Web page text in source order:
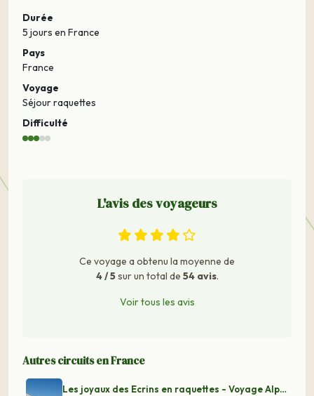
Durée
5 jours en France
Pays
France
Voyage
Séjour raquettes
Difficulté
L'avis des voyageurs
Ce voyage a obtenu la moyenne de
4 / 5sur un total de 54 avis.
Voir tous les avis
Autres circuits en France
Les joyaux des Ecrins en raquettes - Voyage Alpes